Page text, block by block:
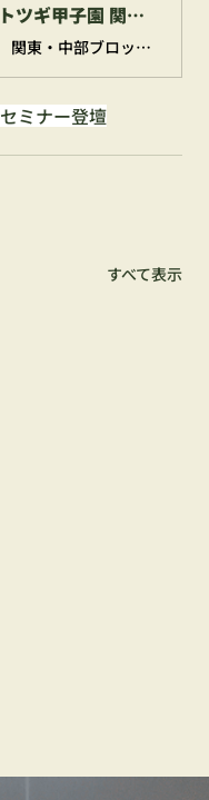
2/13（金）アトツギ甲子園 関東・中部ブロック決勝大会 本番前公開プレピッチ
アトツギ甲子園 関東・中部ブロック決勝大会本番前公開プレピッチ家業の未来を拓く、挑戦者たちの熱きピッチを目撃せよ！ 革新と伝統が交差する、アトツギたちの本気の挑戦。2月の決勝大会に...
セミナー登壇
すべて表示